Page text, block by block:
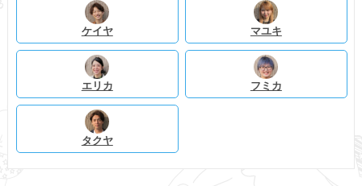
ケイヤ マユキ
エリカ フミカ
タクヤ